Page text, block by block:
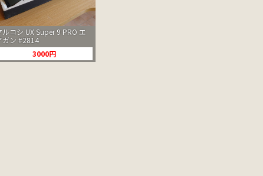
ルコシ UX Super 9 PRO エ
ガン #2814
3000円